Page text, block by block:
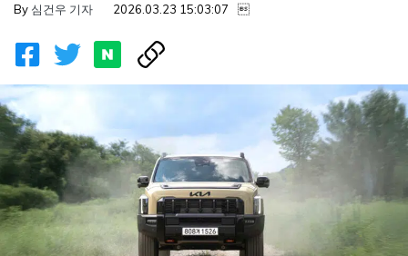
By 심건우 기자 2026.03.23 15:03:07 